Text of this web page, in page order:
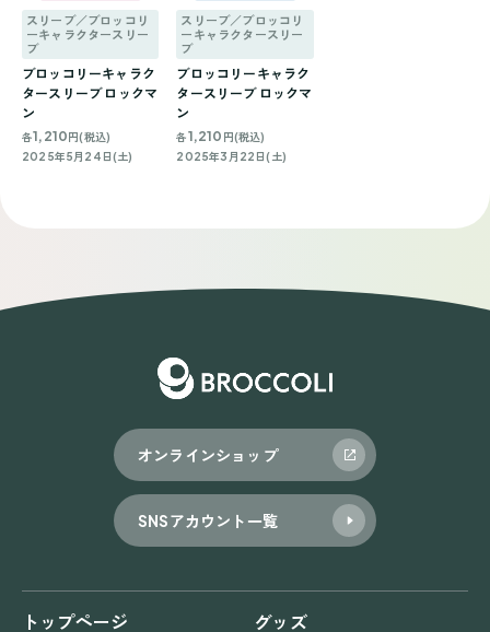
スリーブ／ブロッコリ
ーキャラクタースリー
ブ
ブロッコリーキャラク
タースリーブ ロックマ
ン
各1,210円(税込)
2025年5月24日(土)
スリーブ／ブロッコリ
ーキャラクタースリー
ブ
ブロッコリーキャラク
タースリーブ ロックマ
ン
各1,210 円(税込)
2025年3月22日(土)
オンラインショップ
SNSアカウント一覧
トップページ グッズ